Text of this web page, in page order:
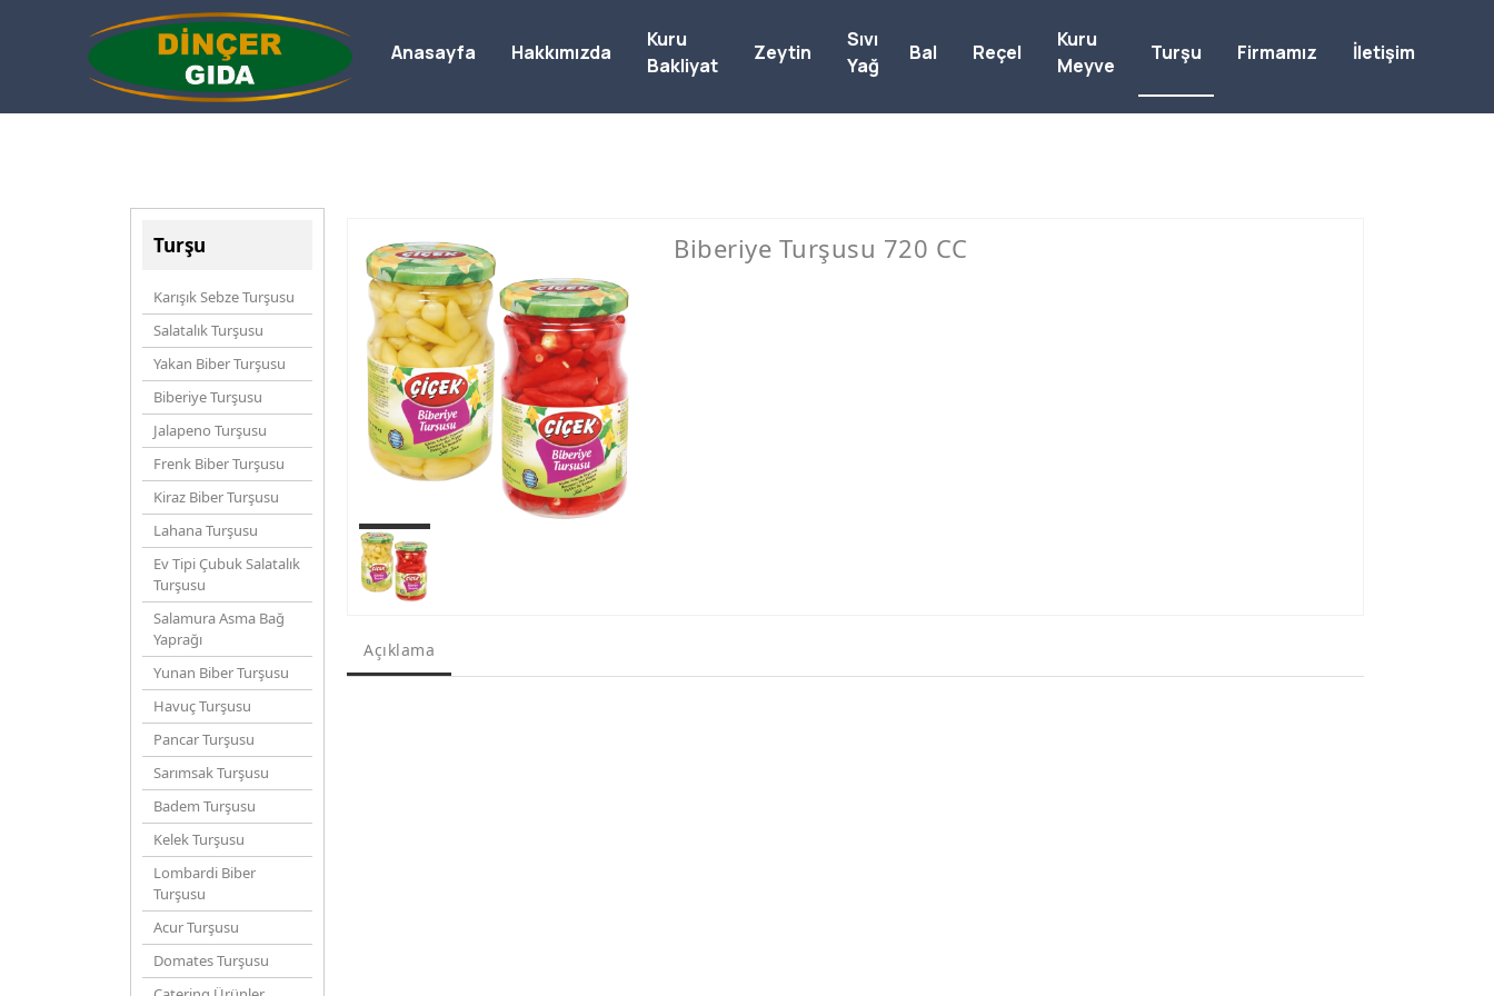
Turşu
Karışık Sebze Turşusu
Salatalık Turşusu
Yakan Biber Turşusu
Biberiye Turşusu
Jalapeno Turşusu
Frenk Biber Turşusu
Kiraz Biber Turşusu
Lahana Turşusu
Ev Tipi Çubuk Salatalık
Turşusu
Salamura Asma Bağ
Yaprağı
Yunan Biber Turşusu
Havuç Turşusu
Pancar Turşusu
Sarımsak Turşusu
Badem Turşusu
Kelek Turşusu
Lombardi Biber
Turşusu
Acur Turşusu
Domates Turşusu
Biberiye Turşusu 720 CC
Açıklama
Anasayfa Hakkımızda
Kuru
Bakliyat
Zeytin
Sıvı
Yağ
Bal Reçel
Kuru
Meyve
Turşu Firmamız İletişim